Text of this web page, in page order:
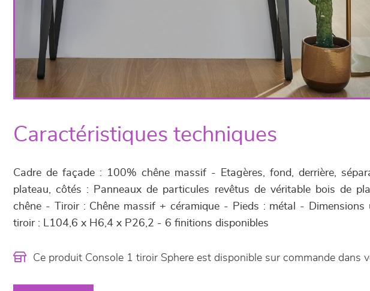
Caractéristiques techniques
Cadre de façade : 100% chêne massif - Etagères, fond, derrière,
plateau, côtés : Panneaux de particules revêtus de véritable bois de
chêne - Tiroir : Chêne massif + céramique - Pieds : métal - Dimensions
tiroir : L104,6 x H6,4 x P26,2 - 6 finitions disponibles
Ce produit Console 1 tiroir Sphere est disponible sur commande dans